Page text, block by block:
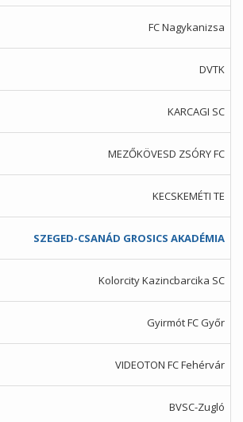
FC Nagykanizsa
DVTK
KARCAGI SC
MEZŐKÖVESD ZSÓRY FC
KECSKEMÉTI TE
SZEGED-CSANÁD GROSICS AKADÉMIA
Kolorcity Kazincbarcika SC
Gyirmót FC Győr
VIDEOTON FC Fehérvár
BVSC-Zugló